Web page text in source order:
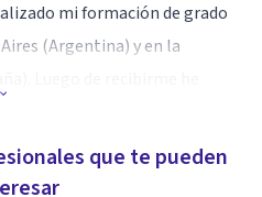
mi formación de grado
(Argentina) y en la
que te pueden